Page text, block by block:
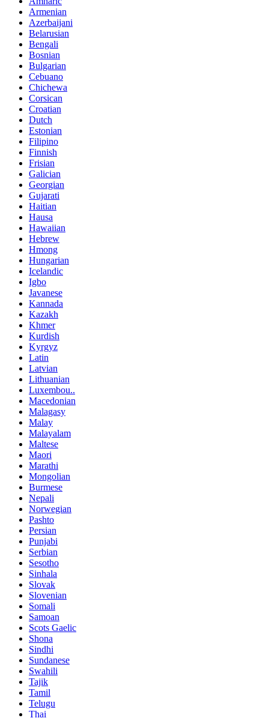
Armenian
Azerbaijani
Belarusian
Bengali
Bosnian
Bulgarian
Cebuano
Chichewa
Corsican
Croatian
Dutch
Estonian
Filipino
Finnish
Frisian
Galician
Georgian
Gujarati
Haitian
Hausa
Hawaiian
Hebrew
Hmong
Hungarian
Icelandic
Igbo
Javanese
Kannada
Kazakh
Khmer
Kurdish
Kyrgyz
Latin
Latvian
Lithuanian
Luxembou..
Macedonian
Malagasy
Malay
Malayalam
Maltese
Maori
Marathi
Mongolian
Burmese
Nepali
Norwegian
Pashto
Persian
Punjabi
Serbian
Sesotho
Sinhala
Slovak
Slovenian
Somali
Samoan
Scots Gaelic
Shona
Sindhi
Sundanese
Swahili
Tajik
Tamil
Telugu
Thai